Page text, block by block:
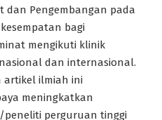
dan Pengembangan pada
bagi
mengikuti klinik
dan internasional.
artikel ilmiah ini
meningkatkan
peneliti perguruan tinggi